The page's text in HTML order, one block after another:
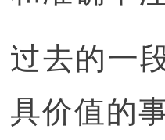
过去的一
具价值的